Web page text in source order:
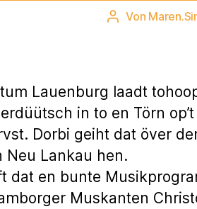
Beitragsautor
Von
Lauenburg laadt
in to en Törn
Dorbi geiht dat över
Neu Lankau hen.
dat en bunte
Muskanten